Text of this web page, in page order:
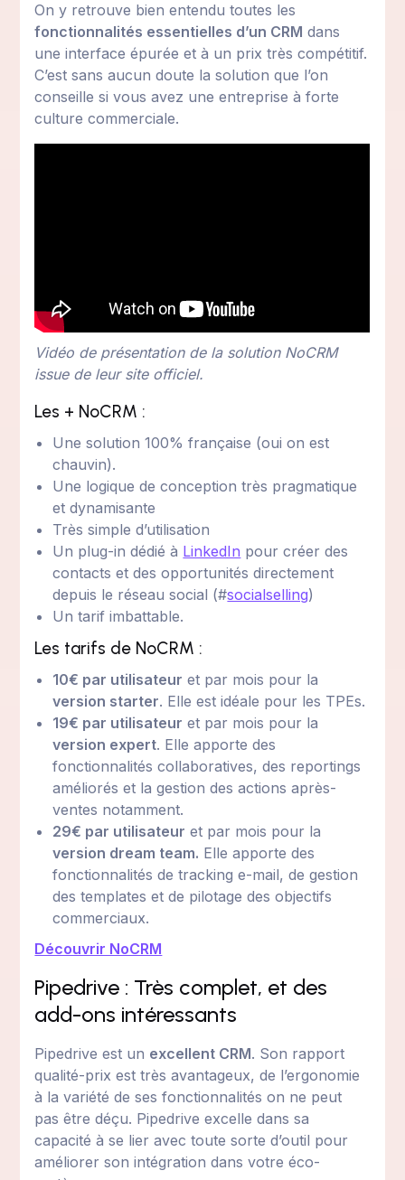
On y retrouve bien entendu toutes les
fonctionnalités essentielles d’un CRM dans
une interface épurée et à un prix très compétitif.
C’est sans aucun doute la solution que l’on
conseille si vous avez une entreprise à forte
culture commerciale.
Vidéo de présentation de la solution NoCRM
issue de leur site officiel.
Les + NoCRM :
Une solution 100% française (oui on est
chauvin).
Une logique de conception très pragmatique
et dynamisante
Très simple d’utilisation
Un plug-in dédié à LinkedIn pour créer des
contacts et des opportunités directement
depuis le réseau social (#socialselling)
Un tarif imbattable.
Les tarifs de NoCRM :
10€ par utilisateur et par mois pour la
version starter. Elle est idéale pour les TPEs.
19€ par utilisateur et par mois pour la
version expert. Elle apporte des
fonctionnalités collaboratives, des reportings
améliorés et la gestion des actions après-
ventes notamment.
29€ par utilisateur et par mois pour la
version dream team. Elle apporte des
fonctionnalités de tracking e-mail, de gestion
des templates et de pilotage des objectifs
commerciaux.
Découvrir NoCRM
Pipedrive : Très complet, et des
add-ons intéressants
Pipedrive est un excellent CRM. Son rapport
qualité-prix est très avantageux, de l’ergonomie
à la variété de ses fonctionnalités on ne peut
pas être déçu. Pipedrive excelle dans sa
capacité à se lier avec toute sorte d’outil pour
améliorer son intégration dans votre éco-